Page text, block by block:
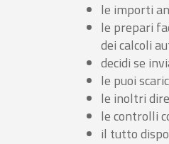
le importi
le prepari
dei calcoli
decidi se
le puoi
le inoltri
le controlli
il tutto